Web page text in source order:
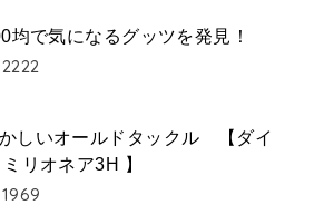
均で気になるグッツを発見！
2222
しいオールドタックル 【ダイ
ミリオネア3H 】
1969